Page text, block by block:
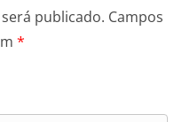
publicado. Campos
*